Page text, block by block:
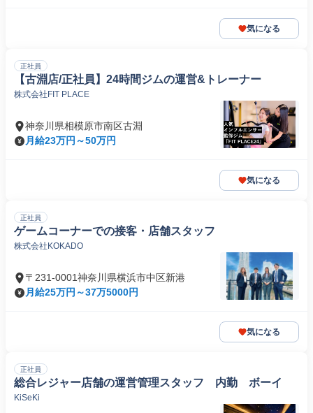
気になる
正社員
【古淵店/正社員】24時間ジムの運営&トレーナー
株式会社FIT PLACE
神奈川県相模原市南区古淵
月給23万円～50万円
気になる
正社員
ゲームコーナーでの接客・店舗スタッフ
株式会社KOKADO
〒231-0001神奈川県横浜市中区新港
月給25万円～37万5000円
気になる
正社員
総合レジャー店舗の運営管理スタッフ 内勤 ボーイ
KiSeKi